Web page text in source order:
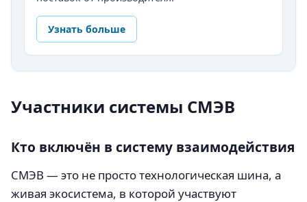
Узнать больше
Участники системы СМЭВ
Кто включён в систему взаимодействия
СМЭВ — это не просто технологическая шина, а
живая экосистема, в которой участвуют